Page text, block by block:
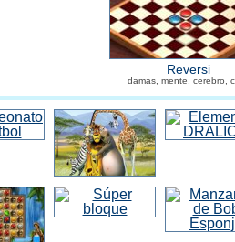
Reversi
damas, mente, cerebro,